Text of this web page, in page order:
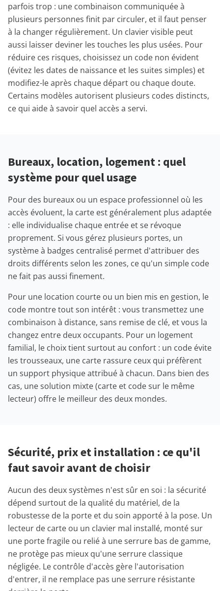
parfois trop : une combinaison communiquée à
plusieurs personnes finit par circuler, et il faut penser
à la changer régulièrement. Un clavier visible peut
aussi laisser deviner les touches les plus usées. Pour
réduire ces risques, choisissez un code non évident
(évitez les dates de naissance et les suites simples) et
modifiez-le après chaque départ ou chaque doute.
Certains modèles autorisent plusieurs codes distincts,
ce qui aide à savoir quel accès a servi.
Bureaux, location, logement : quel
système pour quel usage
Pour des bureaux ou un espace professionnel où les
accès évoluent, la carte est généralement plus adaptée
: elle individualise chaque entrée et se révoque
proprement. Si vous gérez plusieurs portes, un
système à badges centralisé permet d'attribuer des
droits différents selon les zones, ce qu'un simple code
ne fait pas aussi finement.
Pour une location courte ou un bien mis en gestion, le
code montre tout son intérêt : vous transmettez une
combinaison à distance, sans remise de clé, et vous la
changez entre deux occupants. Pour un logement
familial, le choix tient surtout au confort : un code évite
les trousseaux, une carte rassure ceux qui préfèrent
un support physique attribué à chacun. Dans bien des
cas, une solution mixte (carte et code sur le même
lecteur) offre le meilleur des deux mondes.
Sécurité, prix et installation : ce qu'il
faut savoir avant de choisir
Aucun des deux systèmes n'est sûr en soi : la sécurité
dépend surtout de la qualité du matériel, de la
robustesse de la porte et du soin apporté à la pose. Un
lecteur de carte ou un clavier mal installé, monté sur
une porte fragile ou relié à une serrure bas de gamme,
ne protège pas mieux qu'une serrure classique
négligée. Le contrôle d'accès gère l'autorisation
d'entrer, il ne remplace pas une serrure résistante